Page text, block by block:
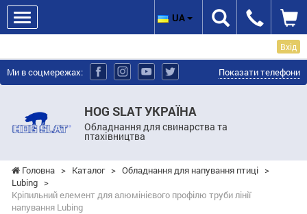
Вхід
Ми в соцмережах: Показати телефони
HOG SLAT УКРАЇНА
Обладнання для свинарства та
птахівництва
UA
Головна > Каталог > Обладнання для напування птиці >
Lubing >
Кріпильний елемент для алюмінієвого профілю труби лінії
напування Lubing